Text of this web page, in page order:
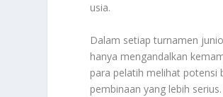
usia.
Dalam setiap turnamen
hanya mengandalkan
para pelatih melihat potensi
pembinaan yang lebih